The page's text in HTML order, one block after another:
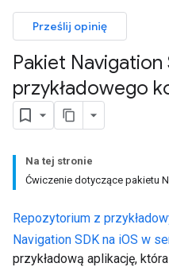
Prześlij opinię
Pakiet Navigation
przykładowego
Na tej stronie
Ćwiczenie dotyczące pakietu
Repozytorium z
Navigation SDK na iOS w
przykładową aplikację,